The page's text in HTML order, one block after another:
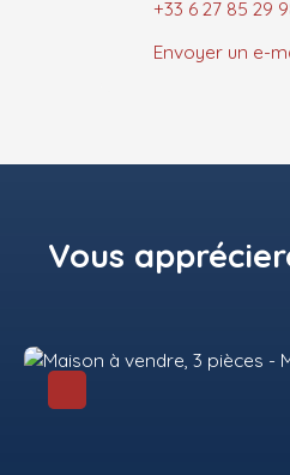
+33 6 27 85 29
Envoyer un e-
Vous